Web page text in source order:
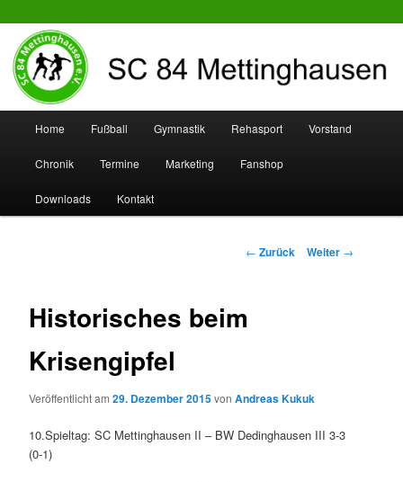
SC 84 Mettinghausen
Zum
Inhalt
wechseln
Zum
sekundären
Inhalt
Home Fußball Gymnastik Rehasport Vorstand
Chronik Termine Marketing Fanshop
Downloads Kontakt
Beitrags-
← Zurück Weiter →
Historisches beim
Krisengipfel
Veröffentlicht am29. Dezember 2015vonAndreas Kukuk
10.Spieltag: SC Mettinghausen II – BW Dedinghausen III 3-3
(0-1)